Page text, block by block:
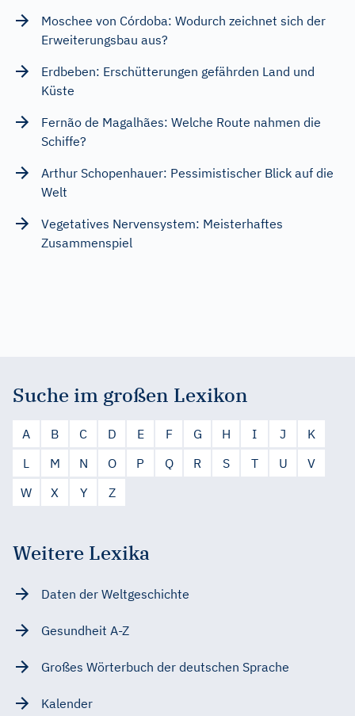
Moschee von Córdoba: Wodurch zeichnet sich der
Erweiterungsbau aus?
Erdbeben: Erschütterungen gefährden Land und
Küste
Fernão de Magalhães: Welche Route nahmen die
Schiffe?
Arthur Schopenhauer: Pessimistischer Blick auf die
Welt
Vegetatives Nervensystem: Meisterhaftes
Zusammenspiel
Suche im großen Lexikon
A B C D E F G H I J
K
L
M N O P Q R S T U
V
W
X Y Z
Weitere Lexika
Daten der Weltgeschichte
Gesundheit A-Z
Großes Wörterbuch der deutschen Sprache
Kalender